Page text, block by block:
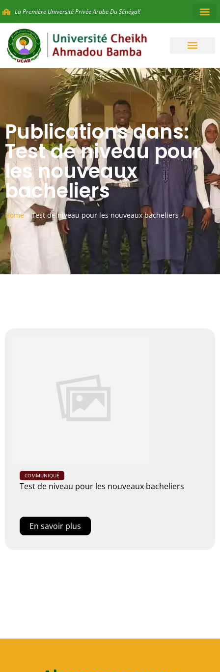
La Première Université Privée Arabe Du Sénégal!
Publications dans:
Test de niveau pour
les nouveaux
bacheliers
Home» Test de niveau pour les nouveaux bacheliers
COMMUNIQUÉ
Test de niveau pour les nouveaux bacheliers
En savoir plus